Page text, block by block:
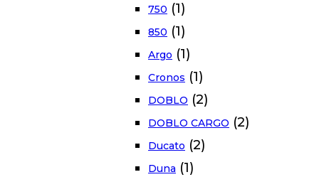
750 (1)
850 (1)
Argo (1)
Cronos (1)
DOBLO (2)
DOBLO CARGO (2)
Ducato (2)
Duna (1)